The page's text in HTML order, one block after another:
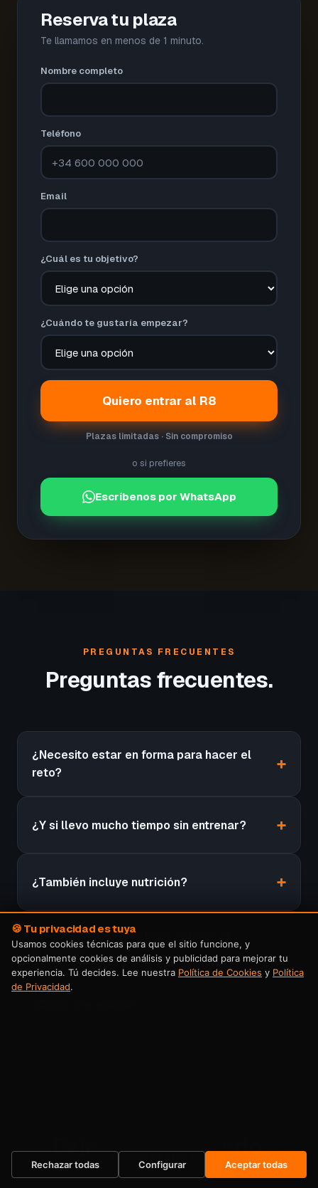
Reserva tu plaza
Te llamamos en menos de 1 minuto.
Nombre completo
Teléfono
Email
¿Cuál es tu objetivo?
¿Cuándo te gustaría empezar?
Quiero entrar al R8
Plazas limitadas · Sin compromiso
o si prefieres
Escríbenos por WhatsApp
PREGUNTAS FRECUENTES
Preguntas frecuentes.
¿Necesito estar en forma para hacer el
reto?
¿Y si llevo mucho tiempo sin entrenar?
¿También incluye nutrición?
¿Voy a tener seguimiento durante el
proceso?
Dejas de posponerlo.
Empiezas ahora.
Quiero mi plaza →
🍪 Tu privacidad es tuya
Usamos cookies técnicas para que el sitio funcione, y
opcionalmente cookies de análisis y publicidad para mejorar tu
experiencia. Tú decides. Lee nuestra Política de Cookies y Política
de Privacidad.
Rechazar todas Configurar Aceptar todas